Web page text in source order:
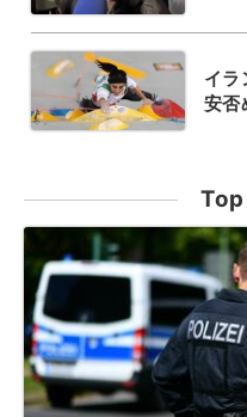
イラ
安否